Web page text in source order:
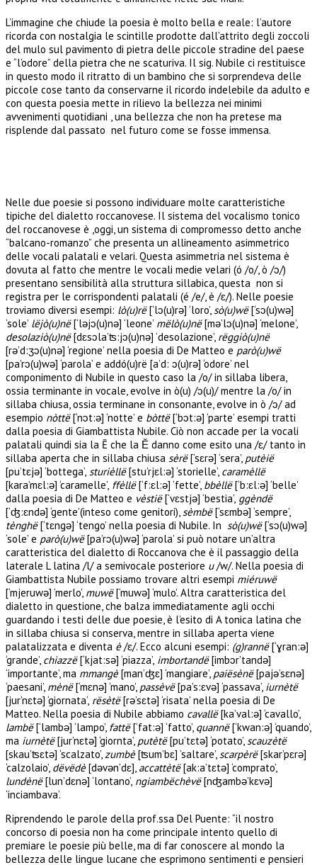
L’immagine che chiude la poesia è molto bella e reale: l’autore
ricorda con nostalgia le scintille prodotte dall’attrito degli zoccoli
del mulo sul pavimento di pietra delle piccole stradine del paese
e “l’odore” della pietra che ne scaturiva. Il sig. Nubile ci restituisce
in questo modo il ritratto di un bambino che si sorprendeva delle
piccole cose tanto da conservarne il ricordo indelebile da adulto e
con questa poesia mette in rilievo la bellezza nei minimi
avvenimenti quotidiani , una bellezza che non ha pretese ma
risplende dal passato nel futuro come se fosse immensa.
Nelle due poesie si possono individuare molte caratteristiche
tipiche del dialetto roccanovese. Il sistema del vocalismo tonico
del roccanovese è ,oggi, un sistema di compromesso detto anche
“balcano-romanzo” che presenta un allineamento asimmetrico
delle vocali palatali e velari. Questa asimmetria nel sistema è
dovuta al fatto che mentre le vocali medie velari (ó /o/, ò /ɔ/)
presentano sensibilità alla struttura sillabica, questa non si
registra per le corrispondenti palatali (é /e/, è /ɛ/). Nelle poesie
troviamo diversi esempi: lò(u)rë[‘lɔ(u)rə] ‘loro’,sò(u)wë[‘sɔ(u)wə]
‘sole’ lëjò(u)në[‘ləjɔ(u)nə] ‘leone’ mëlò(u)në[mə’lɔ(u)nə] ‘melone’,
desolaziò(u)në[dɛsɔla’ʦ:jɔ(u)nə] ‘desolazione’, rëggiò(u)në
[rə’d:ʒɔ(u)nə] ‘regione’ nella poesia di De Matteo e parò(u)wë
[pa’rɔ(u)wə] ‘parola’ e addó(u)rë [a’d: ɔ(u)rə] ‘odore’ nel
componimento di Nubile in questo caso la /o/ in sillaba libera,
ossia terminante in vocale, evolve in ò(u) /ɔ(u)/ mentre la /o/ in
sillaba chiusa, ossia terminane in consonante, evolve in ò /ɔ/ ad
esempio nòttë[‘nɔt:ə] ‘notte’ e bòttë[‘bɔt:ə] ‘parte’ esempi tratti
dalla poesia di Giambattista Nubile. Ciò non accade per la vocali
palatali quindi sia la Ē che la Ĕ danno come esito una /ɛ/ tanto in
sillaba aperta che in sillaba chiusa sèrë[‘sɛrə] ‘sera’, putèië
[pu’tɛjə] ‘bottega’, sturièllë[stu’rjɛl:ə] ‘storielle’, caramèllë
[kara’mɛl:ə] ‘caramelle’, ffèllë[‘f:ɛl:ə] ‘fette’, bbèllë[‘b:ɛl:ə] ‘belle’
dalla poesia di De Matteo e vèstië[‘vɛstjə] ‘bestia’, ggèndë
[‘ʤ:ɛndə] ‘gente’(inteso come genitori),sèmbë[‘sɛmbə] ‘sempre’,
tènghë[‘tɛngə] ‘tengo’ nella poesia di Nubile. In sò(u)wë[‘sɔ(u)wə]
‘sole’ e parò(u)wë[pa’rɔ(u)wə] ‘parola’ si può notare un’altra
caratteristica del dialetto di Roccanova che è il passaggio della
laterale L latina /l/ a semivocale posteriore u/w/. Nella poesia di
Giambattista Nubile possiamo trovare altri esempi miéruwë
[‘mjeruwə] ‘merlo’, muwë[‘muwə] ‘mulo’. Altra caratteristica del
dialetto in questione, che balza immediatamente agli occhi
guardando i testi delle due poesie, è l’esito di A tonica latina che
in sillaba chiusa si conserva, mentre in sillaba aperta viene
palatalizzata e diventa è/ɛ/. Ecco alcuni esempi: (g)rannë[‘ɣran:ə]
‘grande’, chiazzë[‘kjat:sə] ‘piazza’, imbortandë[imbɔr’tandə]
‘importante’, ma mmangè[man’ʤɛ] ‘mangiare’, paiësènë[pajə’sɛnə]
‘paesani’, mènë[‘mɛnə] ‘mano’, passèvë[pa’s:ɛvə] ‘passava’, iurnètë
[jur’nɛtə] ‘giornata’, rësètë[rə’sɛtə] ‘risata’ nella poesia di De
Matteo. Nella poesia di Nubile abbiamo cavallë[ka’val:ə] ‘cavallo’,
lambë[‘lambə] ‘lampo’, fattë[‘fat:ə] ‘fatto’, quannë[‘kwan:ə] ‘quando’,
ma iurnètë[jur’nɛtə] ‘giornta’, putètë[pu’tɛtə] ‘potato’,scauzètë
[skau’ʦɛtə] ‘scalzato’,zumbè[ʦum’bɛ] ‘saltare’,scarpèrë[skar’pɛrə]
‘calzolaio’, dëvëdè[dəvən’dɛ], accattètë[ak:a’tɛtə] ‘comprato’,
lundènë[lun’dɛnə] ‘lontano’, ngiambëchèvë[nʤambə’kɛvə]
‘inciambava’.
Riprendendo le parole della prof.ssa Del Puente: “il nostro
concorso di poesia non ha come principale intento quello di
premiare le poesie più belle, ma di far conoscere al mondo la
bellezza delle lingue lucane che esprimono sentimenti e pensieri